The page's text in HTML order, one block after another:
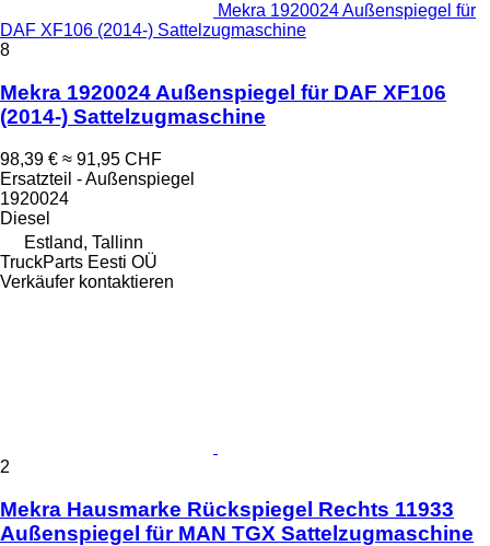
Mekra 1920024 Außenspiegel für
DAF XF106 (2014-) Sattelzugmaschine
8
Mekra 1920024 Außenspiegel für DAF XF106
(2014-) Sattelzugmaschine
98,39 € ≈ 91,95 CHF
Ersatzteil - Außenspiegel
1920024
Diesel
Estland, Tallinn
TruckParts Eesti OÜ
Verkäufer kontaktieren
2
Mekra Hausmarke Rückspiegel Rechts 11933
Außenspiegel für MAN TGX Sattelzugmaschine